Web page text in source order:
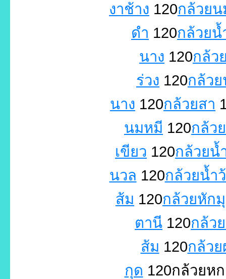
งาช้าง 120กล้วย
ดำ 120กล้วยน้
นาง 120กล้ว
ร่วง 120กล้ว
นาง 120กล้วยสา
นมหมี 120กล้ว
เขียว 120กล้วยน้
นวล 120กล้วยน้ำ
ส้ม 120กล้วยหัก
ตานี 120กล้ว
ส้ม 120กล้วย
กุด 120กล้วยห